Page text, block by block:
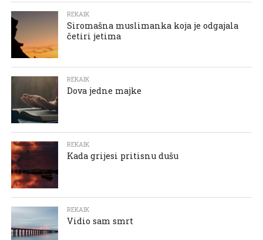
REKAIK
Siromašna muslimanka koja je odgajala
četiri jetima
REKAIK
Dova jedne majke
REKAIK
Kada grijesi pritisnu dušu
REKAIK
Vidio sam smrt